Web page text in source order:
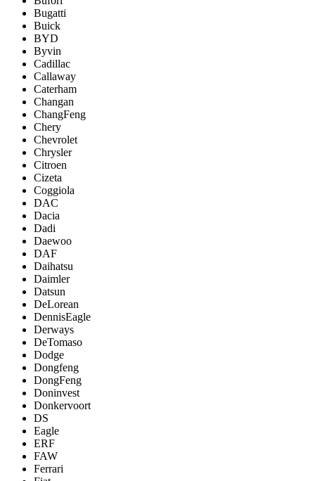
Bugatti
Buick
BYD
Byvin
Cadillac
Callaway
Caterham
Changan
ChangFeng
Chery
Chevrolet
Chrysler
Citroen
Cizeta
Coggiola
DAC
Dacia
Dadi
Daewoo
DAF
Daihatsu
Daimler
Datsun
DeLorean
DennisEagle
Derways
DeTomaso
Dodge
Dongfeng
DongFeng
Doninvest
Donkervoort
DS
Eagle
ERF
FAW
Ferrari